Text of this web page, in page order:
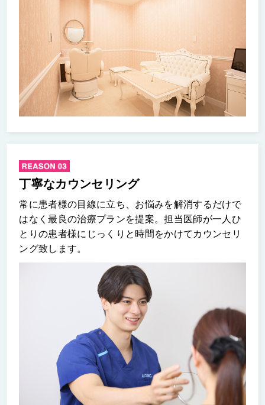
丁寧なカウンセリング
常に患者様の目線に立ち、お悩みを解消するだけで
はなく最良の治療プランを提案。担当医師が一人ひ
とりの患者様にじっくりと時間をかけてカウンセリ
ング致します。